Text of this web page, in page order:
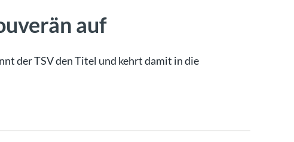
auf
der TSV den Titel und kehrt damit in die